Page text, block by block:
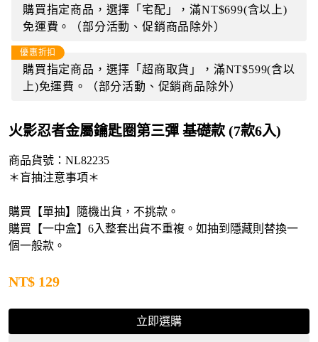
購買指定商品，選擇「宅配」，滿NT$699(含以上)
免運費。（部分活動、促銷商品除外）
優惠折扣
購買指定商品，選擇「超商取貨」，滿NT$599(含以
上)免運費。（部分活動、促銷商品除外）
火影忍者金屬鑰匙圈第三彈 基礎款 (7款6入)
商品貨號：NL82235
＊盲抽注意事項＊
購買【單抽】隨機出貨，不挑款。
購買【一中盒】6入整套出貨不重複。如抽到隱藏則替換一
個一般款。
NT$ 129
立即選購